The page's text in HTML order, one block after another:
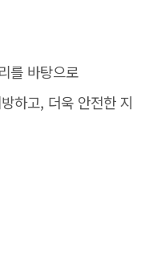
를 바탕으로
하고, 더욱 안전한 지